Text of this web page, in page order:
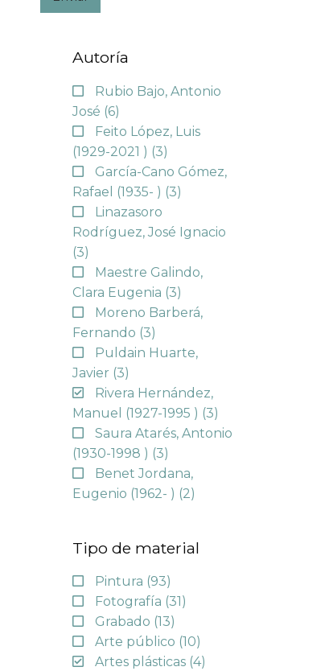
Autoría
Rubio Bajo, Antonio
José (6)
Feito López, Luis
(1929-2021 ) (3)
García-Cano Gómez,
Rafael (1935- ) (3)
Linazasoro
Rodríguez, José Ignacio
(3)
Maestre Galindo,
Clara Eugenia (3)
Moreno Barberá,
Fernando (3)
Puldain Huarte,
Javier (3)
Rivera Hernández,
Manuel (1927-1995 ) (3)
Saura Atarés, Antonio
(1930-1998 ) (3)
Benet Jordana,
Eugenio (1962- ) (2)
Tipo de material
Pintura (93)
Fotografía (31)
Grabado (13)
Arte público (10)
Artes plásticas (4)